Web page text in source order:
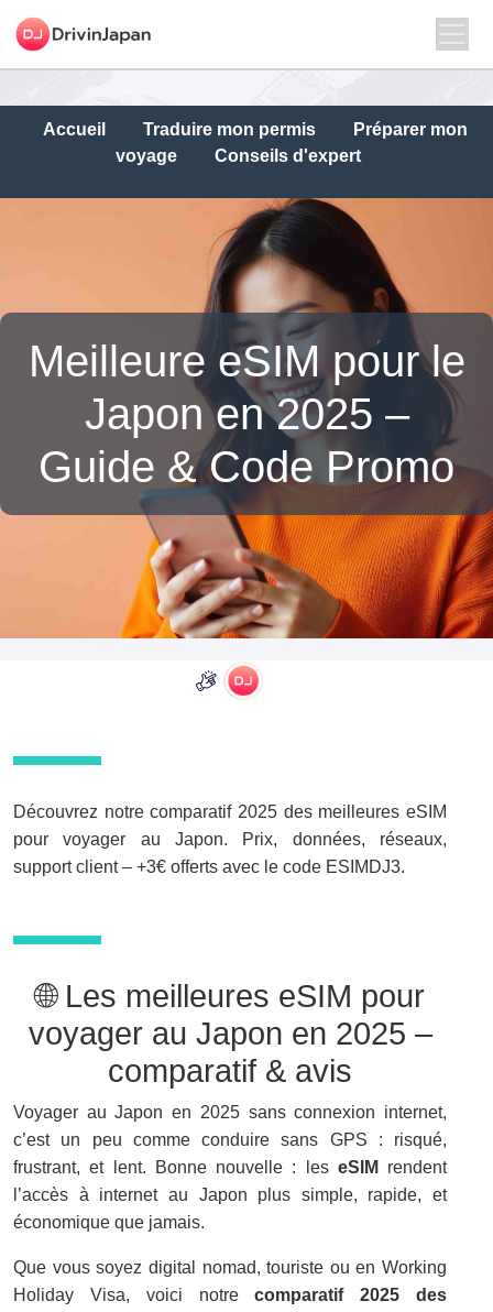
Accueil Traduire mon permis
Préparer mon
voyage
Conseils d'expert
Meilleure eSIM pour le
Japon en 2025 –
Guide & Code Promo
Découvrez notre comparatif 2025 des meilleures eSIM
pour voyager au Japon. Prix, données, réseaux,
support client – +3€ offerts avec le code ESIMDJ3.
🌐 Les meilleures eSIM pour
voyager au Japon en 2025 –
comparatif & avis
Voyager au Japon en 2025 sans connexion internet,
c’est un peu comme conduire sans GPS : risqué,
frustrant, et lent. Bonne nouvelle : les eSIM
rendent
l’accès à internet au Japon plus simple, rapide, et
économique que jamais.
Que vous soyez digital nomad, touriste ou en Working
Holiday Visa, voici notrecomparatif 2025 des